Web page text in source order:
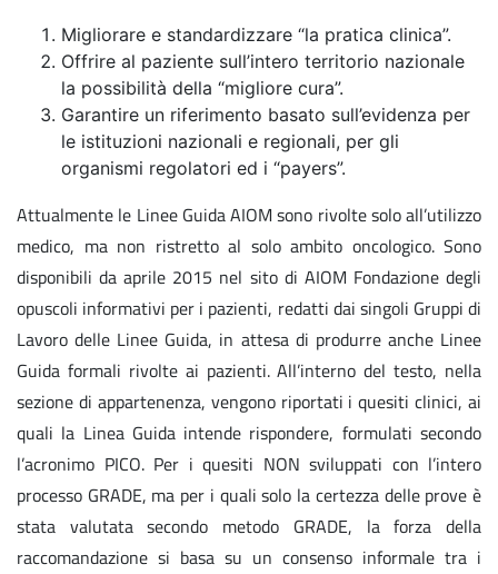
Migliorare e standardizzare “la pratica clinica”.
Offrire al paziente sull’intero territorio nazionale
la possibilità della “migliore cura”.
Garantire un riferimento basato sull’evidenza per
le istituzioni nazionali e regionali, per gli
organismi regolatori ed i “payers”.
Attualmente le Linee Guida AIOM sono rivolte solo all’utilizzo
medico, ma non ristretto al solo ambito oncologico. Sono
disponibili da aprile 2015 nel sito di AIOM Fondazione degli
opuscoli informativi per i pazienti, redatti dai singoli Gruppi di
Lavoro delle Linee Guida, in attesa di produrre anche Linee
Guida formali rivolte ai pazienti. All’interno del testo, nella
sezione di appartenenza, vengono riportati i quesiti clinici, ai
quali la Linea Guida intende rispondere, formulati secondo
l’acronimo PICO. Per i quesiti NON sviluppati con l’intero
processo GRADE, ma per i quali solo la certezza delle prove è
stata valutata secondo metodo GRADE, la forza della
raccomandazione si basa su un consenso informale tra i